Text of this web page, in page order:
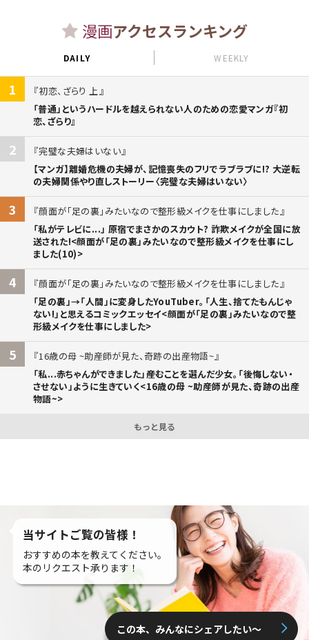
漫画アクセスランキング
DAILY WEEKLY
1
初恋、ざらり 上
「普通」というハードルを越えられない人のための恋愛マンガ『初
恋、ざらり』
2
完璧な夫婦はいない
【マンガ】離婚危機の夫婦が、記憶喪失のフリでラブラブに!? 大逆転
の夫婦関係やり直しストーリー〈完璧な夫婦はいない〉
3
顔面が「足の裏」みたいなので整形級メイクを仕事にしました
「私がテレビに...」 原宿でまさかのスカウト? 詐欺メイクが全国に放
送された!<顔面が「足の裏」みたいなので整形級メイクを仕事にし
ました(10)>
4
顔面が「足の裏」みたいなので整形級メイクを仕事にしました
「足の裏」→「人間」に変身したYouTuber。「人生、捨てたもんじゃ
ない!」と思えるコミックエッセイ<顔面が「足の裏」みたいなので整
形級メイクを仕事にしました>
5
16歳の母 ~助産師が見た、奇跡の出産物語~
「私...赤ちゃんができました」――産むことを選んだ少女。「後悔しない・
させない」ように生きていく<16歳の母 ~助産師が見た、奇跡の出産
物語~>
もっと見る
当サイトご覧の皆様！
おすすめの本を教えてください。
本のリクエスト承ります！
この本、みんなにシェアしたい〜